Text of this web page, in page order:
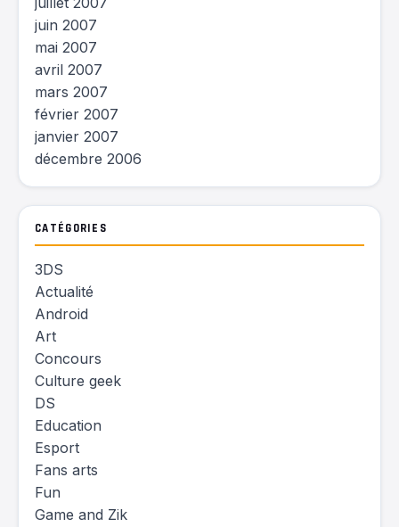
juin 2007
mai 2007
avril 2007
mars 2007
février 2007
janvier 2007
décembre 2006
CATÉGORIES
3DS
Actualité
Android
Art
Concours
Culture geek
DS
Education
Esport
Fans arts
Fun
Game and Zik